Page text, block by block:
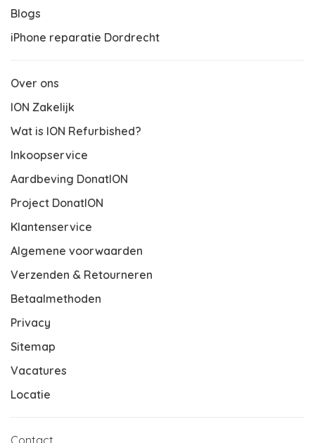
Blogs
iPhone reparatie Dordrecht
Over ons
ION Zakelijk
Wat is ION Refurbished?
Inkoopservice
Aardbeving DonatION
Project DonatION
Klantenservice
Algemene voorwaarden
Verzenden & Retourneren
Betaalmethoden
Privacy
Sitemap
Vacatures
Locatie
Contact